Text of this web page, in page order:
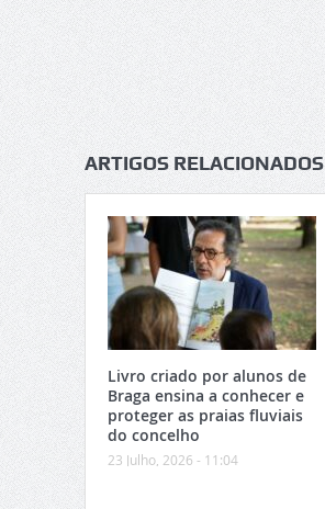
ARTIGOS RELACIONADOS
Livro criado por alunos de
Braga ensina a conhecer e
proteger as praias fluviais
do concelho
23 Julho, 2026 - 11:04